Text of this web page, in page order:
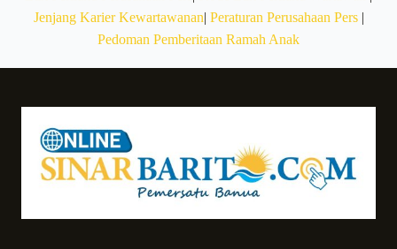
Jenjang Karier Kewartawanan| Peraturan Perusahaan Pers|
Pedoman Pemberitaan Ramah Anak